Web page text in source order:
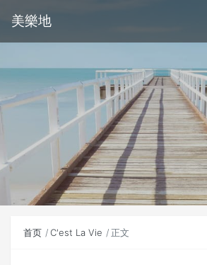
美樂地
首页 C'est La Vie 正文